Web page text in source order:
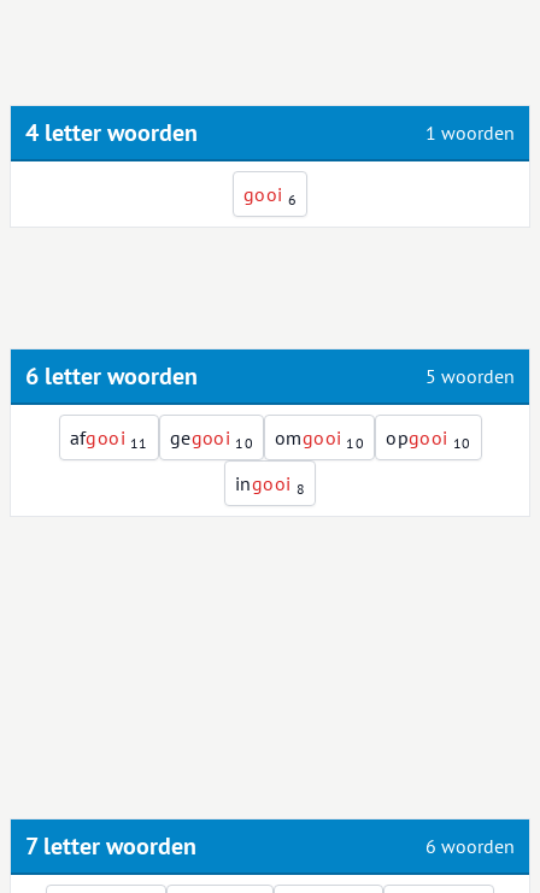
4 letter woorden 1 woorden
gooi 6
6 letter woorden 5 woorden
afgooi 11 gegooi 10 omgooi 10 opgooi 10
ingooi 8
7 letter woorden 6 woorden